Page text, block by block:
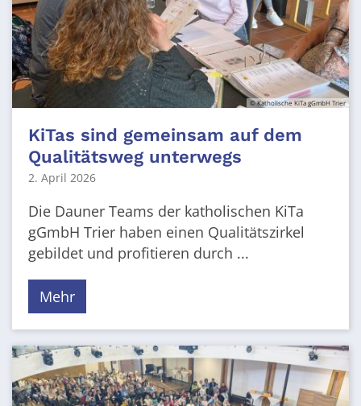
© Katholische KiTa gGmbH Trier
KiTas sind gemeinsam auf dem
Qualitätsweg unterwegs
2. April 2026
Die Dauner Teams der katholischen KiTa
gGmbH Trier haben einen Qualitätszirkel
gebildet und profitieren durch ...
Mehr